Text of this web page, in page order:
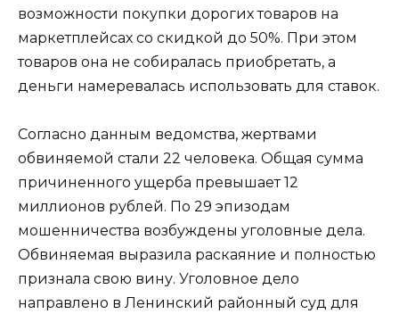
возможности покупки дорогих товаров на
маркетплейсах со скидкой до 50%. При этом
товаров она не собиралась приобретать, а
деньги намеревалась использовать для ставок.
Согласно данным ведомства, жертвами
обвиняемой стали 22 человека. Общая сумма
причиненного ущерба превышает 12
миллионов рублей. По 29 эпизодам
мошенничества возбуждены уголовные дела.
Обвиняемая выразила раскаяние и полностью
признала свою вину. Уголовное дело
направлено в Ленинский районный суд для